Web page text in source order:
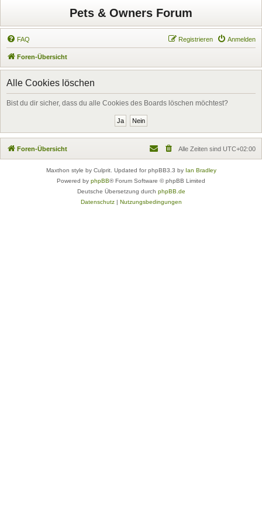
Pets & Owners Forum
FAQ Anmelden
Registrieren
Foren-Übersicht
Alle Cookies löschen
Bist du dir sicher, dass du alle Cookies des Boards löschen möchtest?
Foren-Übersicht Alle Zeiten sind UTC+02:00
Maxthon style by Culprit. Updated for phpBB3.3 by Ian Bradley
Powered by phpBB® Forum Software © phpBB Limited
Deutsche Übersetzung durch phpBB.de
Datenschutz| Nutzungsbedingungen